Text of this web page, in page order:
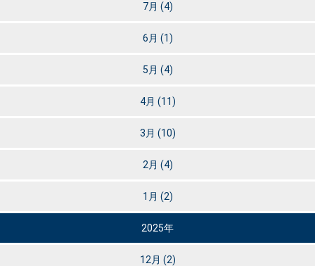
7月 (4)
6月 (1)
5月 (4)
4月 (11)
3月 (10)
2月 (4)
1月 (2)
2025年
12月 (2)